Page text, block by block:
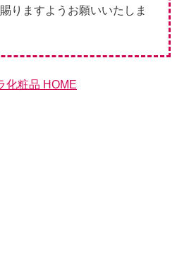
りますようお願いいたしま
化粧品 HOME